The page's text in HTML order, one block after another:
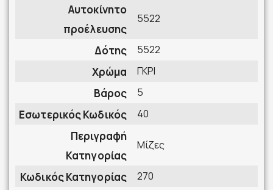
Αυτοκίνητο
προέλευσης
5522
Δότης 5522
Χρώμα ΓΚΡΙ
Βάρος 5
Εσωτερικός Κωδικός 40
Περιγραφή
Κατηγορίας
Μίζες
Κωδικός Κατηγορίας 270